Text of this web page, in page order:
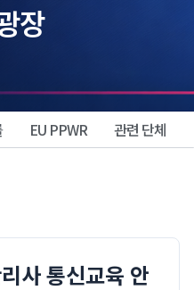
장
EU PPWR 관련 단체
사 통신교육 안